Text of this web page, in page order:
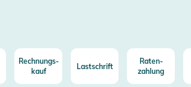
Rechnungs-
kauf
Lastschrift
Raten-
zahlung